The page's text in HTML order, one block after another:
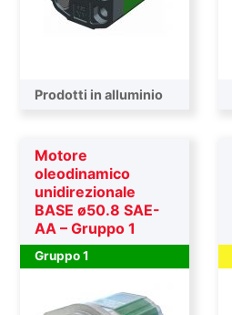
Prodotti in alluminio
Motore
oleodinamico
unidirezionale
BASE ø50.8 SAE-
AA – Gruppo 1
Gruppo 1